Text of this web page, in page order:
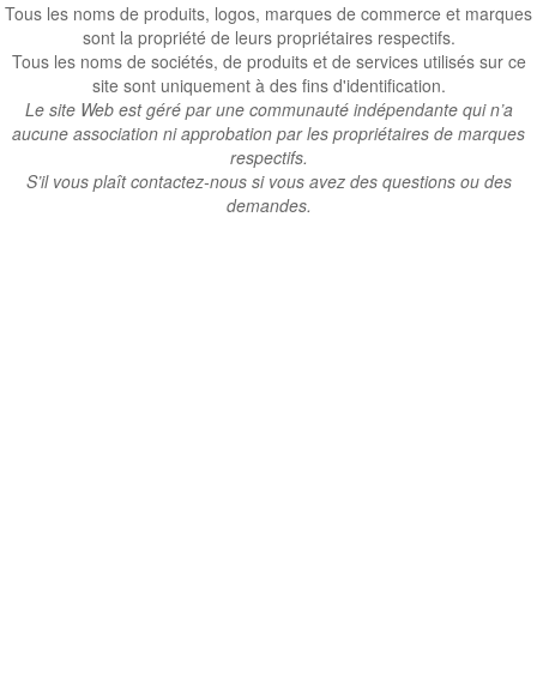
Tous les noms de produits, logos, marques de commerce et marques
sont la propriété de leurs propriétaires respectifs.
Tous les noms de sociétés, de produits et de services utilisés sur ce
site sont uniquement à des fins d'identification.
Le site Web est géré par une communauté indépendante qui n’a
aucune association ni approbation par les propriétaires de marques
respectifs.
S’il vous plaît contactez-nous si vous avez des questions ou des
demandes.